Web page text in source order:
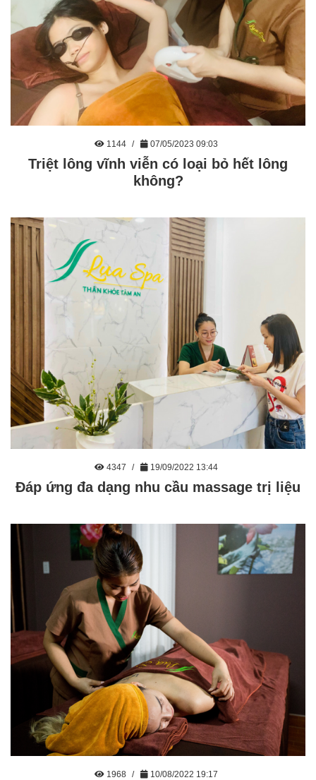
1144 07/05/2023 09:03
Triệt lông vĩnh viễn có loại bỏ hết lông
không?
4347 19/09/2022 13:44
Đáp ứng đa dạng nhu cầu massage trị liệu
1968 10/08/2022 19:17